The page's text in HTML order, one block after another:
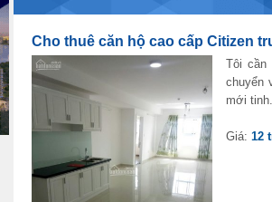
Cho thuê căn hộ cao cấp Citizen
Tôi cần
chuyển
mới
Giá: 12